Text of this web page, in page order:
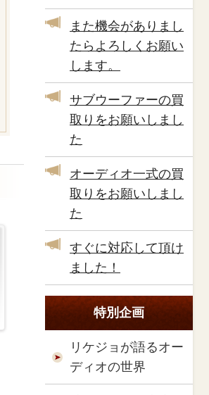
また機会がありまし
たらよろしくお願い
します。
サブウーファーの買
取りをお願いしまし
た
オーディオ一式の買
取りをお願いしまし
た
すぐに対応して頂け
ました！
特別企画
リケジョが語るオー
ディオの世界